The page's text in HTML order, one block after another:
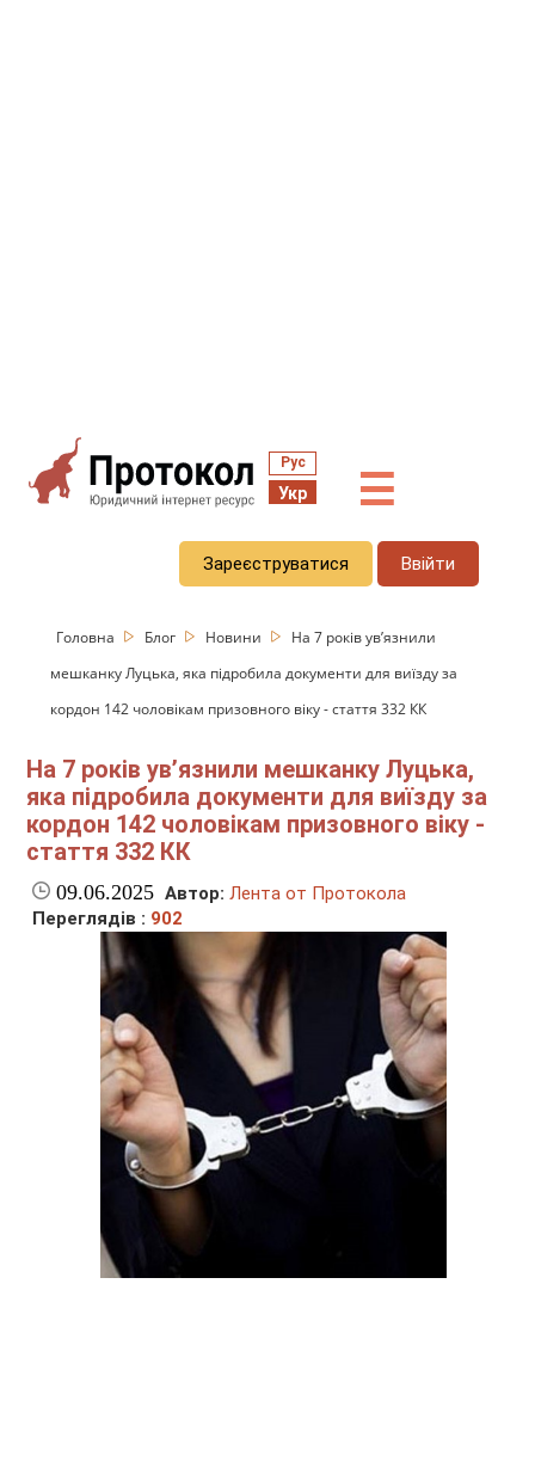
Рус
Укр ☰
Зареєструватися Ввійти
Головна Блог Новини
На 7 років увʼязнили
мешканку Луцька, яка підробила документи для виїзду за
кордон 142 чоловікам призовного віку - стаття 332 КК
На 7 років увʼязнили мешканку Луцька,
яка підробила документи для виїзду за
кордон 142 чоловікам призовного віку -
стаття 332 КК
09.06.2025 Автор: Лента от Протокола
Переглядів : 902